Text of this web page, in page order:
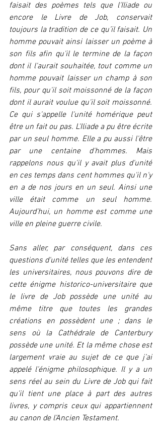
faisait des poèmes tels que l'Iliade ou
encore le Livre de Job, conservait
toujours la tradition de ce qu’il faisait. Un
homme pouvait ainsi laisser un poème à
son fils afin qu'il le termine de la façon
dont il l'aurait souhaitée, tout comme un
homme pouvait laisser un champ à son
fils, pour qu'il soit moissonné de la façon
dont il aurait voulue qu'il soit moissonné.
Ce qui s'appelle l'unité homérique peut
être un fait ou pas. L'Iliade a pu être écrite
par un seul homme. Elle a pu aussi l'être
par une centaine d'hommes. Mais
rappelons nous qu'il y avait plus d'unité
en ces temps dans cent hommes qu'il n'y
en a de nos jours en un seul. Ainsi une
ville était comme un seul homme.
Aujourd'hui, un homme est comme une
ville en pleine guerre civile.
Sans aller, par conséquent, dans ces
questions d'unité telles que les entendent
les universitaires, nous pouvons dire de
cette énigme historico-universitaire que
le livre de Job possède une unité au
même titre que toutes les grandes
créations en possèdent une ; dans le
sens où la Cathédrale de Canterbury
possède une unité. Et la même chose est
largement vraie au sujet de ce que j’ai
appelé l'énigme philosophique. Il y a un
sens réel au sein du Livre de Job qui fait
qu’il tient une place à part des autres
livres, y compris ceux qui appartiennent
au canon de l’Ancien Testament.